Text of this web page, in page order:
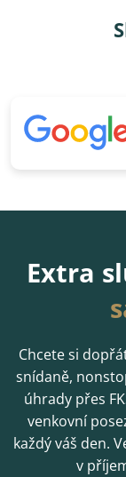
Extra
Chcete si
snídaně,
úhrady přes
venkovní
každý váš den.
v